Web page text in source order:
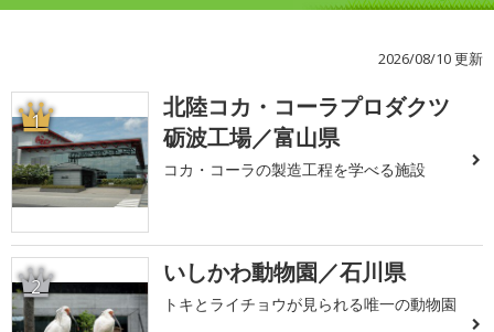
2026/08/10 更新
1
北陸コカ・コーラプロダクツ
砺波工場／富山県
コカ・コーラの製造工程を学べる施設
2 いしかわ動物園／石川県
トキとライチョウが見られる唯一の動物園